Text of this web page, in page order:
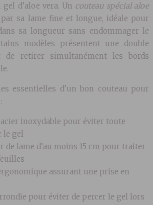
d’aloe vera. Un couteau spécial aloe
sa lame fine et longue, idéale pour
sa longueur sans endommager le
modèles présentent une double
de retirer simultanément les bords
essentielles d’un bon couteau pour
acier inoxydable pour éviter toute
le gel
de lame d’au moins 15 cm pour traiter
assurant une prise en
pour éviter de percer le gel lors